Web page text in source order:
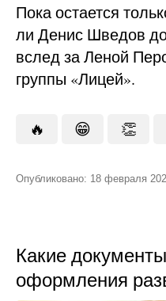
Пока остается
ли Денис Шведов
вслед за Леной
группы «Лицей».
🔥 😁 👏
Опубликовано: 18 февраля
Какие
оформления